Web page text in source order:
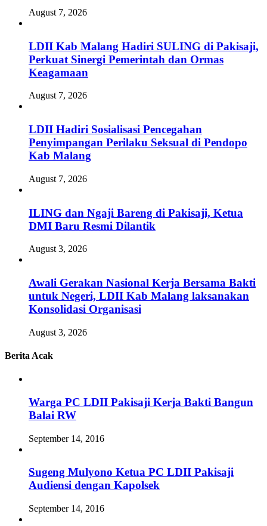
August 7, 2026
LDII Kab Malang Hadiri SULING di Pakisaji,
Perkuat Sinergi Pemerintah dan Ormas
Keagamaan
August 7, 2026
LDII Hadiri Sosialisasi Pencegahan
Penyimpangan Perilaku Seksual di Pendopo
Kab Malang
August 7, 2026
ILING dan Ngaji Bareng di Pakisaji, Ketua
DMI Baru Resmi Dilantik
August 3, 2026
Awali Gerakan Nasional Kerja Bersama Bakti
untuk Negeri, LDII Kab Malang laksanakan
Konsolidasi Organisasi
August 3, 2026
Berita Acak
Warga PC LDII Pakisaji Kerja Bakti Bangun
Balai RW
September 14, 2016
Sugeng Mulyono Ketua PC LDII Pakisaji
Audiensi dengan Kapolsek
September 14, 2016